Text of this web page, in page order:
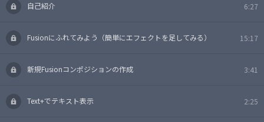
自己紹介 6:27
Fusionにふれてみよう（簡単にエフェクトを足してみる） 15:17
新規Fusionコンポジションの作成 3:41
Text+でテキスト表示 2:25